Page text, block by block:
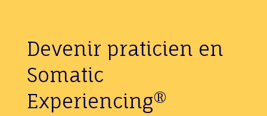
Devenir praticien en
Somatic
Experiencing®